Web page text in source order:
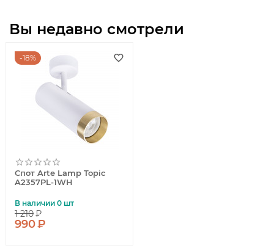
Вы недавно смотрели
18%
Спот Arte Lamp Topic
A2357PL-1WH
В наличии 0 шт
1 210₽
990₽